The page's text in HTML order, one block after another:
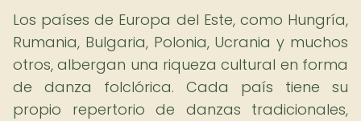
Los países de Europa del Este, como Hungría,
Rumania, Bulgaria, Polonia, Ucrania y muchos
otros, albergan una riqueza cultural en forma
de danza folclórica. Cada país tiene su
propio repertorio de danzas tradicionales,